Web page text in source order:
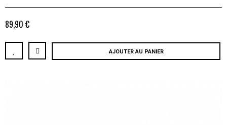
89,90 €
AJOUTER AU PANIER